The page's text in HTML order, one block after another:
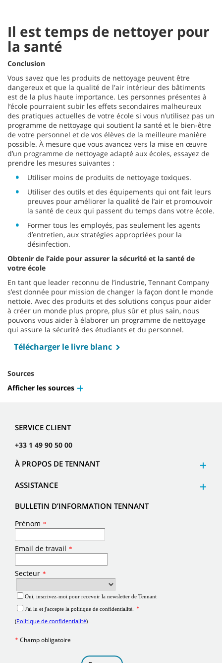
Il est temps de nettoyer pour
la santé
Conclusion
Vous savez que les produits de nettoyage peuvent être
dangereux et que la qualité de l'air intérieur des bâtiments
est de la plus haute importance. Les personnes présentes à
l’école pourraient subir les effets secondaires malheureux
des pratiques actuelles de votre école si vous n’utilisez pas un
programme de nettoyage qui soutient la santé et le bien-être
de votre personnel et de vos élèves de la meilleure manière
possible. À mesure que vous avancez vers la mise en œuvre
d’un programme de nettoyage adapté aux écoles, essayez de
prendre les mesures suivantes :
Utiliser moins de produits de nettoyage toxiques.
Utiliser des outils et des équipements qui ont fait leurs
preuves pour améliorer la qualité de l’air et promouvoir
la santé de ceux qui passent du temps dans votre école.
Former tous les employés, pas seulement les agents
d’entretien, aux stratégies appropriées pour la
désinfection.
Obtenir de l’aide pour assurer la sécurité et la santé de
votre école
En tant que leader reconnu de l’industrie, Tennant Company
s’est donnée pour mission de changer la façon dont le monde
nettoie. Avec des produits et des solutions conçus pour aider
à créer un monde plus propre, plus sûr et plus sain, nous
pouvons vous aider à élaborer un programme de nettoyage
qui assure la sécurité des étudiants et du personnel.
Télécharger le livre blanc
Sources
Afficher les sources
SERVICE CLIENT
+33 1 49 90 50 00
À PROPOS DE TENNANT
ASSISTANCE
BULLETIN D’INFORMATION TENNANT